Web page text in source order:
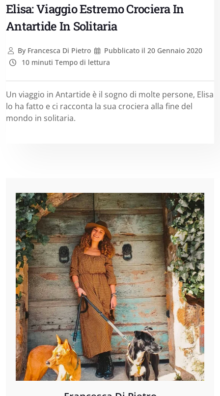
Elisa: Viaggio Estremo Crociera In
Antartide In Solitaria
ByFrancesca Di Pietro Pubblicato il 20 Gennaio 2020
10 minuti Tempo di lettura
Un viaggio in Antartide è il sogno di molte persone, Elisa
lo ha fatto e ci racconta la sua crociera alla fine del
mondo in solitaria.